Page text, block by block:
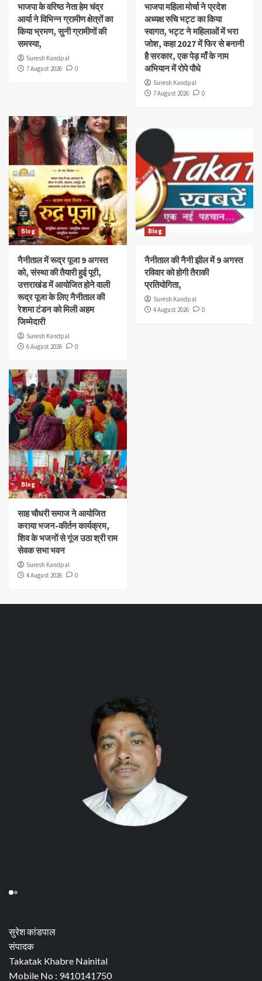
भाजपा के वरिष्ठ नेता हेम चंद्र
आर्या ने विभिन्न ग्रामीण क्षेत्रों का
किया भ्रमण, सुनी ग्रामीणों की
समस्या,
Suresh Kandpal
7 August 2026
0
भाजपा महिला मोर्चा ने प्रदेश
अध्यक्ष रुचि भट्ट का किया
स्वागत, भट्ट ने महिलाओं में भरा
जोश, कहा 2027 में फिर से बनानी
है सरकार, एक पेड़ माँ के नाम
अभियान में रोपे पौधे
Suresh Kandpal
7 August 2026
0
Blog
नैनीताल में रूद्र पूजा 9 अगस्त
को, संस्था की तैयारी हुई पूरी,
उत्तराखंड में आयोजित होने वाली
रूद्र पूजा के लिए नैनीताल की
रेशमा टंडन को मिली अहम
जिम्मेदारी
Suresh Kandpal
6 August 2026
0
Blog
नैनीताल की नैनी झील में 9 अगस्त
रविवार को होगी तैराकी
प्रतियोगिता,
Suresh Kandpal
4 August 2026
0
Blog
साह चौधरी समाज ने आयोजित
कराया भजन-कीर्तन कार्यक्रम,
शिव के भजनों से गूंज उठा श्री राम
सेवक सभा भवन
Suresh Kandpal
4 August 2026
0
सुरेश कांडपाल
संपादक
Takatak Khabre Nainital
Mobile No : 9410141750